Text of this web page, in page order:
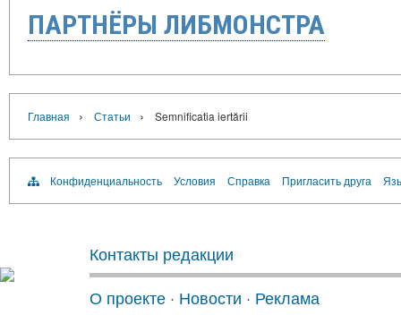
ПАРТНЁРЫ ЛИБМОНСТРА
Главная › Статьи › Semnificatia iertării
Конфиденциальность Условия Справка Пригласить друга
Контакты редакции
О проекте · Новости · Реклама